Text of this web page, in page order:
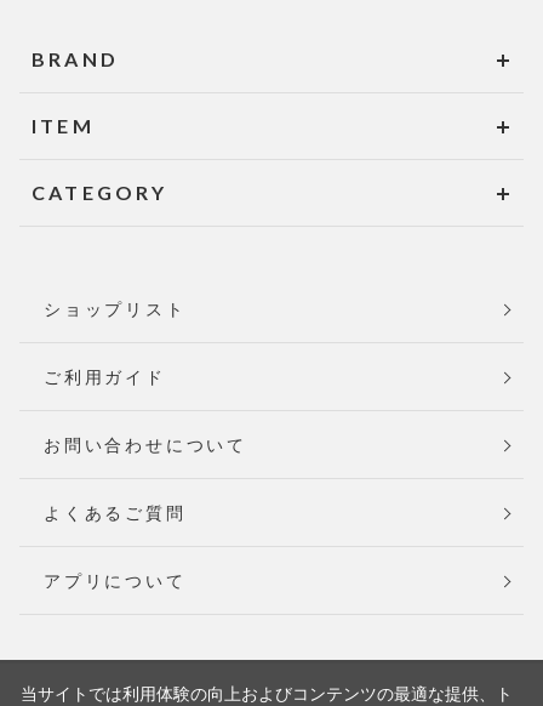
BRAND
ITEM
CATEGORY
ショップリスト
ご利用ガイド
お問い合わせについて
よくあるご質問
アプリについて
当サイトでは利用体験の向上およびコンテンツの最適な提供、ト